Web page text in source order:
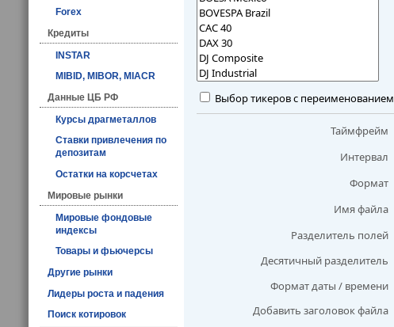
Forex
Кредиты
INSTAR
MIBID, MIBOR, MIACR
Данные ЦБ РФ
Курсы драгметаллов
Ставки привлечения по
депозитам
Остатки на корсчетах
Мировые рынки
Мировые фондовые
индексы
Товары и фьючерсы
Другие рынки
Лидеры роста и падения
Поиск котировок
Выбор тикеров с переименованием
Таймфрейм
Интервал
Формат
Имя файла
Разделитель полей
Десятичный разделитель
Формат даты / времени
Добавить заголовок файла